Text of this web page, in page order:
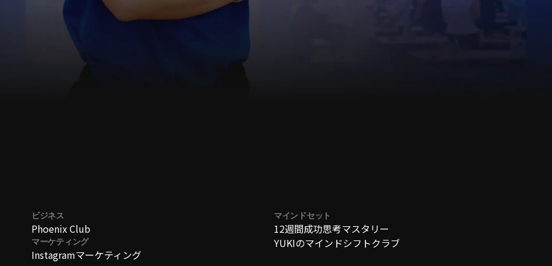
備はできていますか？
ビジネス
Phoenix Club
マーケティング
Instagramマーケティング
マインドセット
12週間成功思考マスタリー
YUKIのマインドシフトクラブ